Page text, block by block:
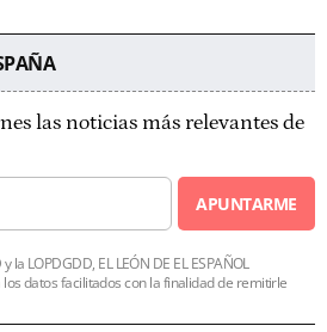
las noticias más relevantes de
APUNTARME
la LOPDGDD, EL LEÓN DE EL ESPAÑOL
los datos facilitados con la finalidad de remitirle